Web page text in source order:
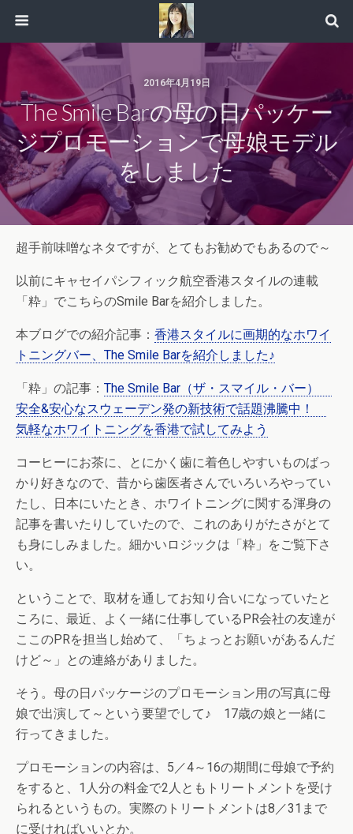
2016年4月19日
The Smile Barの母の日パッケー
ジプロモーションで母娘モデル
をしました
超手前味噌なネタですが、とてもお勧めでもあるので～
以前にキャセイパシフィック航空香港スタイルの連載
「粋」でこちらのSmile Barを紹介しました。
本ブログでの紹介記事： 香港スタイルに画期的なホワイ
トニングバー、The Smile Barを紹介しました♪
「粋」の記事： The Smile Bar（ザ・スマイル・バー）
安全&安心なスウェーデン発の新技術で話題沸騰中！
気軽なホワイトニングを香港で試してみよう
コーヒーにお茶に、とにかく歯に着色しやすいものばっ
かり好きなので、昔から歯医者さんでいろいろやってい
たし、日本にいたとき、ホワイトニングに関する渾身の
記事を書いたりしていたので、これのありがたさがとて
も身にしみました。細かいロジックは「粋」をご覧下さ
い。
ということで、取材を通してお知り合いになっていたと
ころに、最近、よく一緒に仕事しているPR会社の友達が
ここのPRを担当し始めて、「ちょっとお願いがあるんだ
けど～」との連絡がありました。
そう。母の日パッケージのプロモーション用の写真に母
娘で出演して～という要望でして♪ 17歳の娘と一緒に
行ってきました。
プロモーションの内容は、5／4～16の期間に母娘で予約
をすると、1人分の料金で2人ともトリートメントを受け
られるというもの。実際のトリートメントは8／31まで
に受ければいいとか。